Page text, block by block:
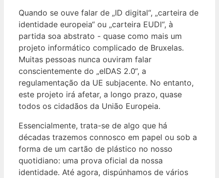
Quando se ouve falar de „ID digital“, „carteira de
identidade europeia“ ou „carteira EUDI“, à
partida soa abstrato - quase como mais um
projeto informático complicado de Bruxelas.
Muitas pessoas nunca ouviram falar
conscientemente do „eIDAS 2.0“, a
regulamentação da UE subjacente. No entanto,
este projeto irá afetar, a longo prazo, quase
todos os cidadãos da União Europeia.
Essencialmente, trata-se de algo que há
décadas trazemos connosco em papel ou sob a
forma de um cartão de plástico no nosso
quotidiano: uma prova oficial da nossa
identidade. Até agora, dispúnhamos de vários